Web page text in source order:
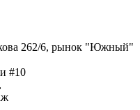
262/6, рынок "Южный"
#10